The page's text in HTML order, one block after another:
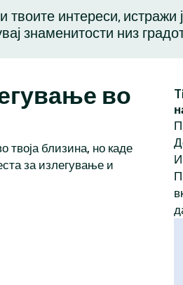
интереси,
знаменитости низ
во
твоја близина, но каде
за излегување и